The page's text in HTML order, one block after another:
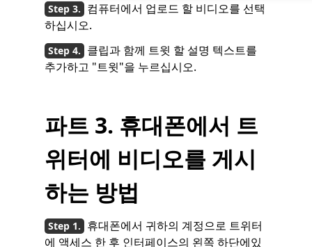
컴퓨터에서 업로드 할 비디오를 선택
하십시오.
클립과 함께 트윗 할 설명 텍스트를
추가하고 "트윗"을 누르십시오.
파트 3. 휴대폰에서 트
위터에 비디오를 게시
하는 방법
휴대폰에서 귀하의 계정으로 트위터
에 액세스 한 후 인터페이스의 왼쪽 하단에있